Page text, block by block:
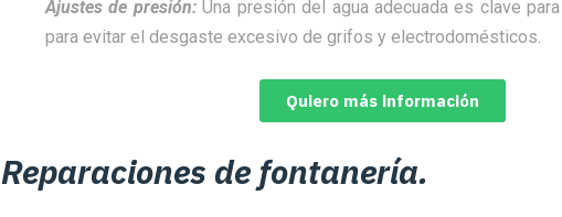
Ajustes de presión:Una presión del agua adecuada es clave
para evitar el desgaste excesivo de grifos y electrodomésticos.
Quiero más información
Reparaciones de fontanería.